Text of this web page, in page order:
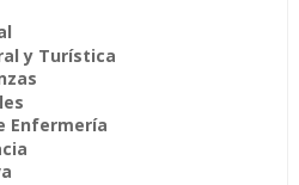
y Turística
Enfermería